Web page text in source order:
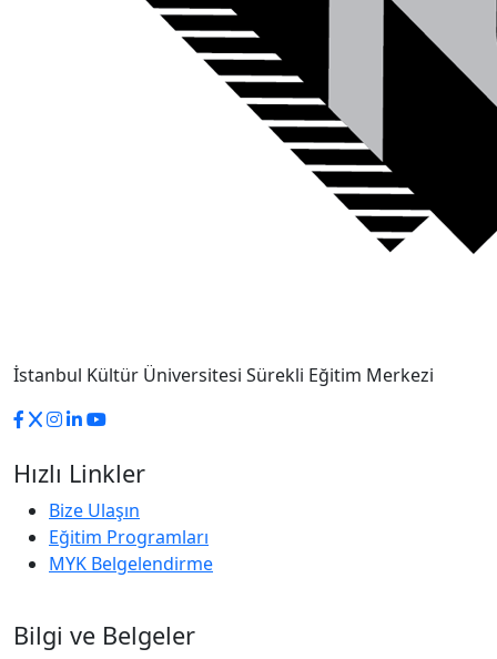
İstanbul Kültür Üniversitesi Sürekli Eğitim Merkezi
Hızlı Linkler
Bize Ulaşın
Eğitim Programları
MYK Belgelendirme
Bilgi ve Belgeler